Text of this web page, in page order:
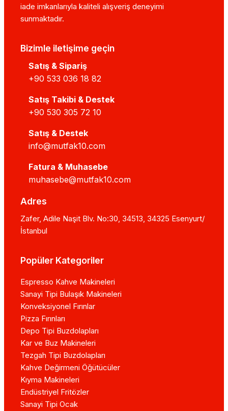
iade imkanlarıyla kaliteli alışveriş deneyimi
sunmaktadır.
Bizimle iletişime geçin
Satış & Sipariş
+90 533 036 18 82
Satış Takibi & Destek
+90 530 305 72 10
Satış & Destek
info@mutfak10.com
Fatura & Muhasebe
muhasebe@mutfak10.com
Adres
Zafer, Adile Naşit Blv. No:30, 34513, 34325 Esenyurt/
İstanbul
Popüler Kategoriler
Espresso Kahve Makineleri
Sanayi Tipi Bulaşık Makineleri
Konveksiyonel Fırınlar
Pizza Fırınları
Depo Tipi Buzdolapları
Kar ve Buz Makineleri
Tezgah Tipi Buzdolapları
Kahve Değirmeni Öğütücüler
Kıyma Makineleri
Endüstriyel Fritözler
Sanayi Tipi Ocak